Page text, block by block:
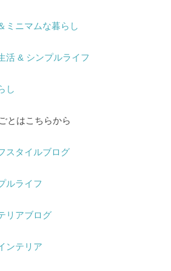
ミニマムな暮らし
活 & シンプルライフ
し
とはこちらから
スタイルブログ
ルライフ
リアブログ
ンテリア